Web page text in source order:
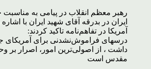
رهبر معظم انقلاب در پیامی به
ایران در بدرقه آقای شهید ایران با
آمریکا در تفاهم‌نامه تاکید کردند:
درسهای فراموش‌نشدنی برای آمریکای
داشت ، از اصولی‌ترین امور، اصرار بر
مقدس است